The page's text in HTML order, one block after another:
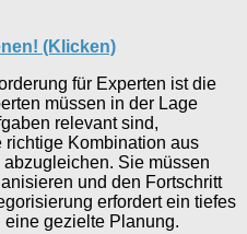
(Klicken)
für Experten ist die
müssen in der Lage
relevant sind,
richtige Kombination aus
Sie müssen
und den Fortschritt
erfordert ein tiefes
gezielte Planung.